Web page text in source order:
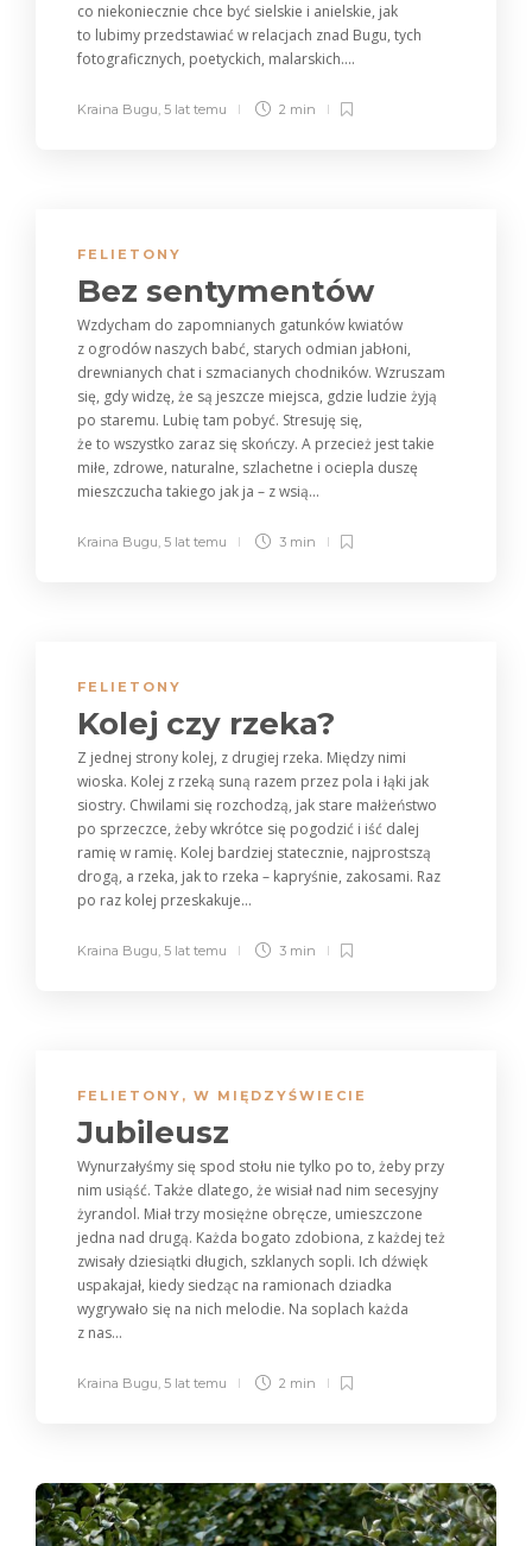
co niekoniecznie chce być sielskie i anielskie, jak
to lubimy przedstawiać w relacjach znad Bugu, tych
fotograficznych, poetyckich, malarskich....
Kraina Bugu, 5 lat temu 2 min
FELIETONY
Bez sentymentów
Wzdycham do zapomnianych gatunków kwiatów
z ogrodów naszych babć, starych odmian jabłoni,
drewnianych chat i szmacianych chodników. Wzruszam
się, gdy widzę, że są jeszcze miejsca, gdzie ludzie żyją
po staremu. Lubię tam pobyć. Stresuję się,
że to wszystko zaraz się skończy. A przecież jest takie
miłe, zdrowe, naturalne, szlachetne i ociepla duszę
mieszczucha takiego jak ja – z wsią...
Kraina Bugu, 5 lat temu 3 min
FELIETONY
Kolej czy rzeka?
Z jednej strony kolej, z drugiej rzeka. Między nimi
wioska. Kolej z rzeką suną razem przez pola i łąki jak
siostry. Chwilami się rozchodzą, jak stare małżeństwo
po sprzeczce, żeby wkrótce się pogodzić i iść dalej
ramię w ramię. Kolej bardziej statecznie, najprostszą
drogą, a rzeka, jak to rzeka – kapryśnie, zakosami. Raz
po raz kolej przeskakuje...
Kraina Bugu, 5 lat temu 3 min
FELIETONY , W MIĘDZYŚWIECIE
Jubileusz
Wynurzałyśmy się spod stołu nie tylko po to, żeby przy
nim usiąść. Także dlatego, że wisiał nad nim secesyjny
żyrandol. Miał trzy mosiężne obręcze, umieszczone
jedna nad drugą. Każda bogato zdobiona, z każdej też
zwisały dziesiątki długich, szklanych sopli. Ich dźwięk
uspakajał, kiedy siedząc na ramionach dziadka
wygrywało się na nich melodie. Na soplach każda
z nas...
Kraina Bugu, 5 lat temu 2 min